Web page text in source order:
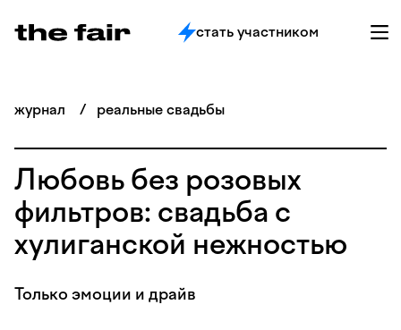
стать участником
журнал / реальные свадьбы
Любовь без розовых
фильтров: свадьба с
хулиганской нежностью
Только эмоции и драйв